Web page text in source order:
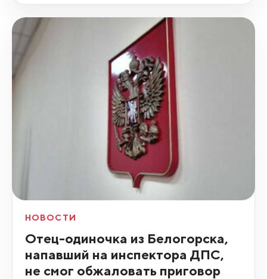
НОВОСТИ
Отец-одиночка из Белогорска,
напавший на инспектора ДПС,
не смог обжаловать приговор